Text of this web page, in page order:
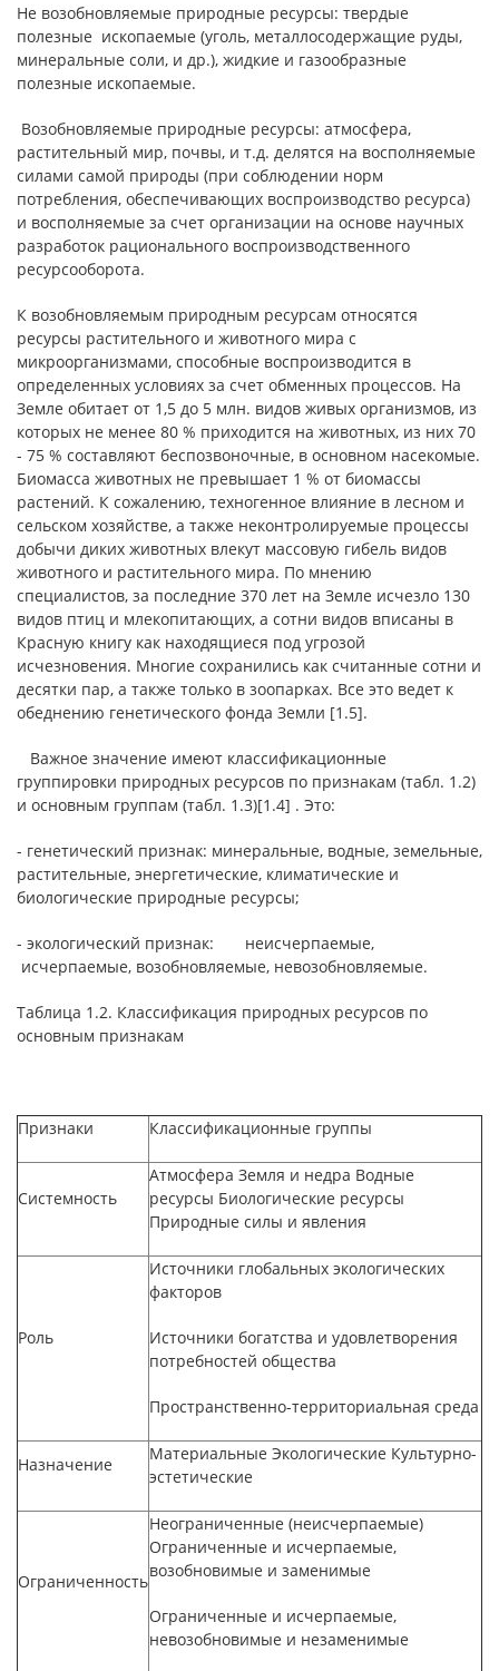
Не возобновляемые природные ресурсы: твердые
полезные ископаемые (уголь, металлосодержащие руды,
минеральные соли, и др.), жидкие и газообразные
полезные ископаемые.
Возобновляемые природные ресурсы: атмосфера,
растительный мир, почвы, и т.д. делятся на восполняемые
силами самой природы (при соблюдении норм
потребления, обеспечивающих воспроизводство ресурса)
и восполняемые за счет организации на основе научных
разработок рационального воспроизводственного
ресурсооборота.
К возобновляемым природным ресурсам относятся
ресурсы растительного и животного мира с
микроорганизмами, способные воспроизводится в
определенных условиях за счет обменных процессов. На
Земле обитает от 1,5 до 5 млн. видов живых организмов, из
которых не менее 80 % приходится на животных, из них 70
- 75 % составляют беспозвоночные, в основном насекомые.
Биомасса животных не превышает 1 % от биомассы
растений. К сожалению, техногенное влияние в лесном и
сельском хозяйстве, а также неконтролируемые процессы
добычи диких животных влекут массовую гибель видов
животного и растительного мира. По мнению
специалистов, за последние 370 лет на Земле исчезло 130
видов птиц и млекопитающих, а сотни видов вписаны в
Красную книгу как находящиеся под угрозой
исчезновения. Многие сохранились как считанные сотни и
десятки пар, а также только в зоопарках. Все это ведет к
обеднению генетического фонда Земли [1.5].
Важное значение имеют классификационные
группировки природных ресурсов по признакам (табл. 1.2)
и основным группам (табл. 1.3)[1.4] . Это:
- генетический признак: минеральные, водные, земельные,
растительные, энергетические, климатические и
биологические природные ресурсы;
- экологический признак: неисчерпаемые,
исчерпаемые, возобновляемые, невозобновляемые.
Таблица 1.2. Классификация природных ресурсов по
основным признакам
Признаки Классификационные группы
Системность
Атмосфера Земля и недра Водные
ресурсы Биологические ресурсы
Природные силы и явления
Роль
Источники глобальных экологических
факторов
Источники богатства и удовлетворения
потребностей общества
Пространственно-территориальная среда
Назначение
Материальные Экологические Культурно-
эстетические
Ограниченность
Неограниченные (неисчерпаемые)
Ограниченные и исчерпаемые,
возобновимые и заменимые
Ограниченные и исчерпаемые,
невозобновимые и незаменимые